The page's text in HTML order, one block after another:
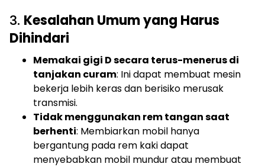
3. Kesalahan Umum yang Harus
Dihindari
Memakai gigi D secara terus-menerus di
tanjakan curam: Ini dapat membuat mesin
bekerja lebih keras dan berisiko merusak
transmisi.
Tidak menggunakan rem tangan saat
berhenti: Membiarkan mobil hanya
bergantung pada rem kaki dapat
menyebabkan mobil mundur atau membuat